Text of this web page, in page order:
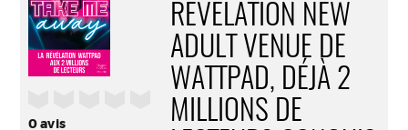
0avis
RÉVÉLATION NEW
ADULT VENUE DE
WATTPAD, DÉJÀ 2
MILLIONS DE